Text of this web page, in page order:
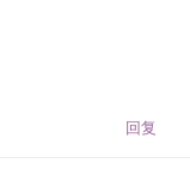
回复